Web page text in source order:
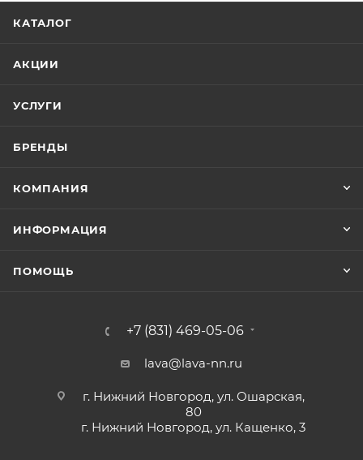
КАТАЛОГ
АКЦИИ
УСЛУГИ
БРЕНДЫ
КОМПАНИЯ
ИНФОРМАЦИЯ
ПОМОЩЬ
+7 (831) 469-05-06
lava@lava-nn.ru
г. Нижний Новгород, ул. Ошарская,
80
г. Нижний Новгород, ул. Кащенко, 3